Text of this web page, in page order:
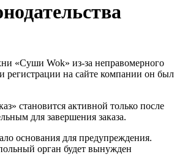
регистрации на сайте компании он был
становится активной только после
для завершения заказа.
основания для предупреждения.
орган будет вынужден